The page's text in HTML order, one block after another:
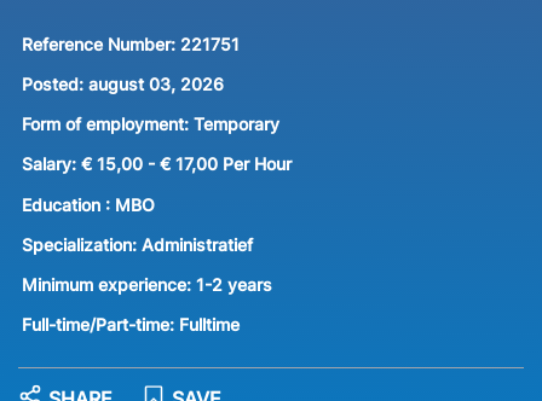
Reference Number: 221751
Posted: august 03, 2026
Form of employment: Temporary
Salary: € 15,00 - € 17,00 Per Hour
Education : MBO
Specialization: Administratief
Minimum experience: 1-2 years
Full-time/Part-time: Fulltime